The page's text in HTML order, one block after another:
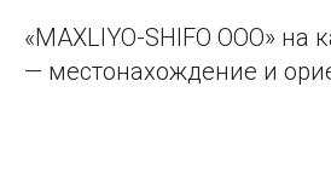
«MAXLIYO-SHIFO ООО» на
— местонахождение и